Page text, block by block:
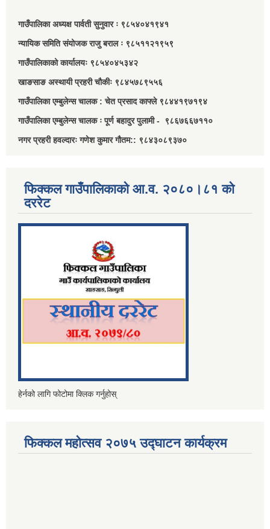
गाउँपालिका अध्यक्ष पार्वती सुनुवार ः ९८५४०४१९४१
न्यायिक समिति संयोजक राजु बराल ः ९८५११२१९५९
गाउँपालिकाको कार्यालयः ९८५४०४५३४२
खाङसाङ अस्थायी प्रहरी चौकीः ९८४५७८९५५६
गाउँपालिका एम्बुलेन्स चालक : चेत प्रसाद काफ्ले ९८४४१९७१९४
गाउँपालिका एम्बुलेन्स चालक ः पूर्ण बहादुर पुलामी - ९८६७६६७११०
नगर प्रहरी हवल्दारः गणेश कुमार गौतम:: ९८४३०८९३७०
फिक्कल गाउँपालिकाको आ.व. २०८०।८१ को
दररेट
हेर्नको लागि फोटोमा क्लिक गर्नुहोस्
फिक्कल महोत्सव २०७५ उद्घाटन कार्यक्रम